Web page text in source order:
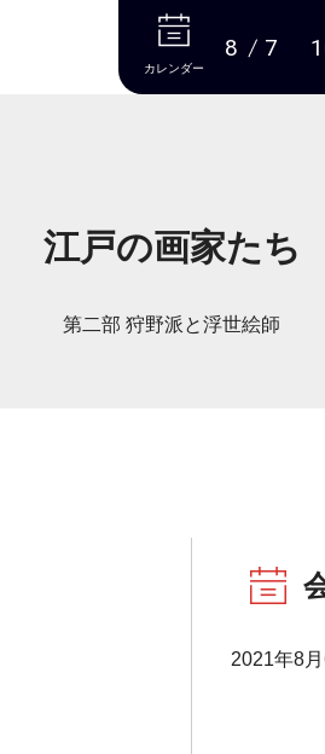
本文へ
カレンダー
8 7
江戸の画家たち
第二部 狩野派と浮世絵師
2021年8